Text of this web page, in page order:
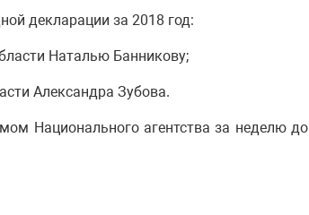
декларации за 2018 год:
Наталью Банникову;
Александра Зубова.
Национального агентства за неделю до